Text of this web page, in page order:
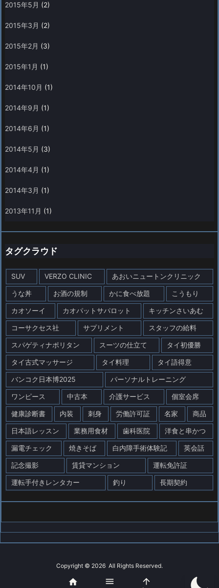
2015年5月 (2)
2015年3月 (2)
2015年2月 (3)
2015年1月 (1)
2014年10月 (1)
2014年9月 (1)
2014年6月 (1)
2014年5月 (3)
2014年4月 (1)
2014年3月 (1)
2013年11月 (1)
タグクラウド
SUV VERZO CLINIC あおいニュートンクリニック
うな丼 お酒の規制 かに食べ放題 こうもり
カオソーイ カオパットサパロット キッチンさいあむ
コーサクセス社 サプリメント スタッフの給料
スパゲティナポリタン スーツの仕立て タイ初優勝
タイ古式マッサージ タイ料理 タイ語得意
バンコク日本博2025 パーソナルトレーニング
ワンピース 中古本 介護サービス 個室会席
健康診断書 内装 刺身 労働許可証 名家 商品
日本語レッスン 業務用食材 歯科医院 洋食と串かつ
漏電チェック 焼きそば 白内障手術体験記 英会話
記念撮影 賃貸マンション 運転免許証
運転手付きレンタカー 釣り 長期契約
Copyright © 2026 All Rights Reserved.
WordPress Luxeritas Theme is provided by "Thought is free
  